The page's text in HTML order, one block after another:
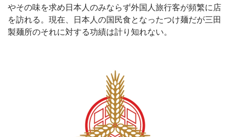
やその味を求め日本人のみならず外国人旅行客が頻繁に店
を訪れる。現在、日本人の国民食となったつけ麺だが三田
製麺所のそれに対する功績は計り知れない。